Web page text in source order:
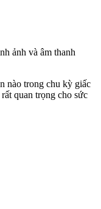
ảnh và âm thanh
nào trong chu kỳ giấc
quan trọng cho sức